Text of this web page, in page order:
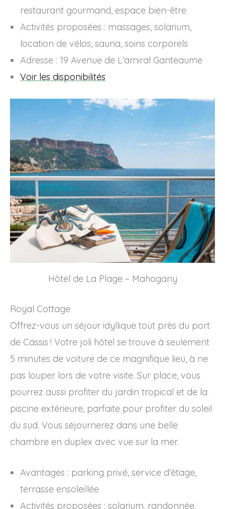
restaurant gourmand, espace bien-être
Activités proposées : massages, solarium,
location de vélos, sauna, soins corporels
Adresse : 19 Avenue de L’amiral Ganteaume
Voir les disponibilités
Hôtel de La Plage – Mahogany
Royal Cottage
Offrez-vous un séjour idyllique tout près du port
de Cassis ! Votre joli hôtel se trouve à seulement
5 minutes de voiture de ce magnifique lieu, à ne
pas louper lors de votre visite. Sur place, vous
pourrez aussi profiter du jardin tropical et de la
piscine extérieure, parfaite pour profiter du soleil
du sud. Vous séjournerez dans une belle
chambre en duplex avec vue sur la mer.
Avantages : parking privé, service d’étage,
terrasse ensoleillée
Activités proposées : solarium, randonnée,